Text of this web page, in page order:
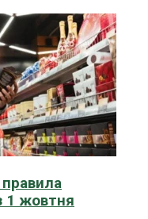
правила
1 жовтня